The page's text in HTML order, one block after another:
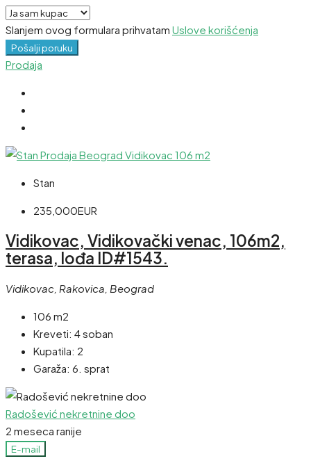
Slanjem ovog formulara prihvatam Uslove korišćenja
Pošalji poruku
Prodaja
Stan
235,000EUR
Vidikovac, Vidikovački venac, 106m2,
terasa, lođa ID#1543.
Vidikovac, Rakovica, Beograd
106 m2
Kreveti: 4 soban
Kupatila: 2
Garaža: 6. sprat
Radošević nekretnine doo
2 meseca ranije
E-mail